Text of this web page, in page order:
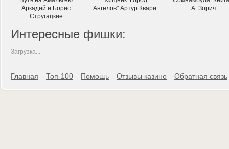
Аркадий и Борис
Стругацкие
Ангелов" Артур Квари
А. Зорич
Интересные фишки:
Загрузка...
Главная Топ-100 Помощь Отзывы казино Обратная связь